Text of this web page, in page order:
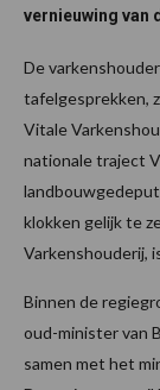
vernieuwing van
De
tafelgesprekken,
Vitale
nationale traject
klokken gelijk te
Varkenshouderij,
Binnen de
oud-minister van
samen met het